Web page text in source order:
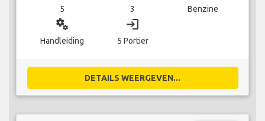
5 3 Benzine
miscellaneous_services
Handleiding
login
5 Portier
DETAILS WEERGEVEN...